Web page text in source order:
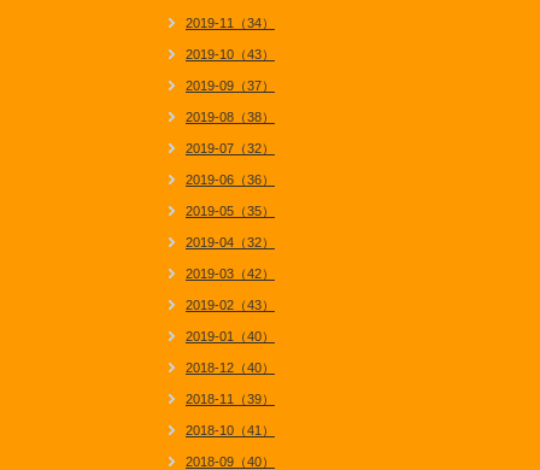
2019-11（34）
2019-10（43）
2019-09（37）
2019-08（38）
2019-07（32）
2019-06（36）
2019-05（35）
2019-04（32）
2019-03（42）
2019-02（43）
2019-01（40）
2018-12（40）
2018-11（39）
2018-10（41）
2018-09（40）